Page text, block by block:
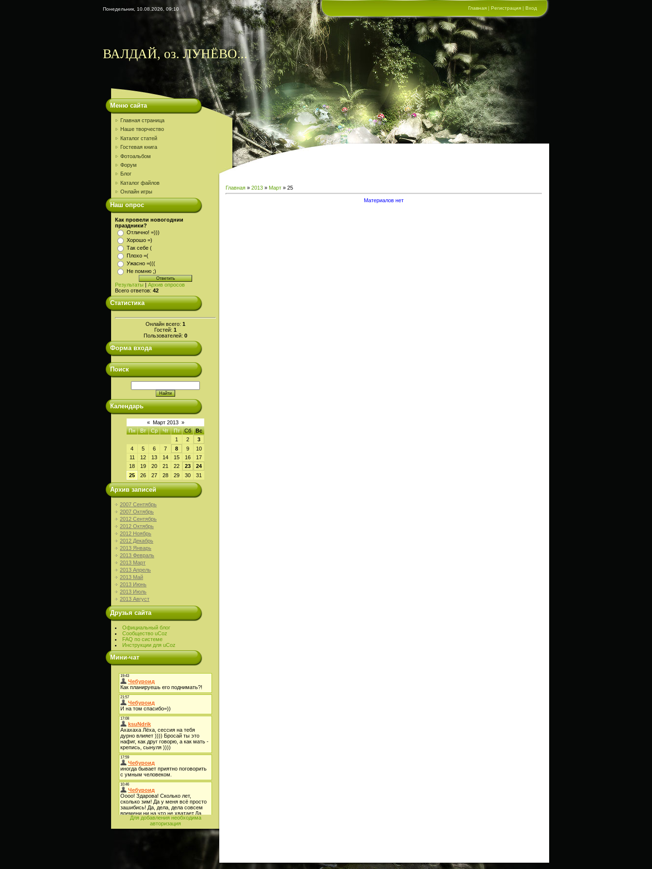
Понедельник, 10.08.2026, 09:10 Главная | Регистрация | Вход
ВАЛДАЙ, оз. ЛУНЁВО...
Меню сайта
Главная страница
Наше творчество
Каталог статей
Гостевая книга
Фотоальбом
Форум
Блог
Каталог файлов
Онлайн игры
Наш опрос
Как провели новогоднии
праздники?
Отлично! =)))
Хорошо =)
Так себе (
Плохо =(
Ужасно =(((
Не помню ;)
Результаты | Архив опросов
Всего ответов: 42
Статистика
Онлайн всего: 1
Гостей: 1
Пользователей: 0
Форма входа
Поиск
Календарь
« Март 2013 »
Пн
Вт Ср Чт Пт Сб
Вс
1
2
3
4
5 6 7 8 9
10
11
12 13 14 15 16
17
18
19 20 21 22 23
24
25
26 27 28 29 30 31
Архив записей
2007 Сентябрь
2007 Октябрь
2012 Сентябрь
2012 Октябрь
2012 Ноябрь
2012 Декабрь
2013 Январь
2013 Февраль
2013 Март
2013 Апрель
2013 Май
2013 Июнь
2013 Июль
2013 Август
Друзья сайта
Официальный блог
Сообщество uCoz
FAQ по системе
Инструкции для uCoz
Мини-чат
Для добавления необходима
авторизация
Главная » 2013 » Март » 25
Материалов нет